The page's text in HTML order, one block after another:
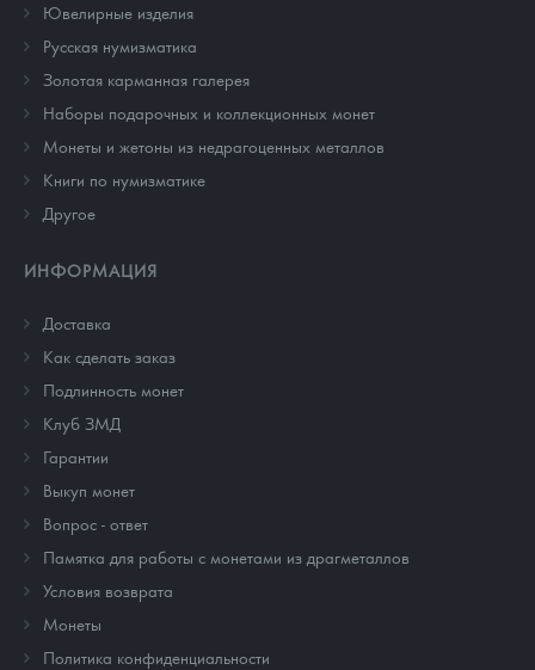
Ювелирные изделия
Русская нумизматика
Золотая карманная галерея
Наборы подарочных и коллекционных монет
Монеты и жетоны из недрагоценных металлов
Книги по нумизматике
Другое
ИНФОРМАЦИЯ
Доставка
Как сделать заказ
Подлинность монет
Клуб ЗМД
Гарантии
Выкуп монет
Вопрос - ответ
Памятка для работы с монетами из драгметаллов
Условия возврата
Монеты
Политика конфиденциальности